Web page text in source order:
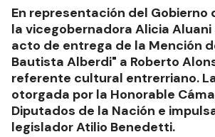
En representación del Gobierno
la vicegobernadora Alicia
acto de entrega de la Mención
Bautista Alberdi" a Roberto
referente cultural entrerriano.
otorgada por la Honorable
Diputados de la Nación e
legislador Atilio Benedetti.